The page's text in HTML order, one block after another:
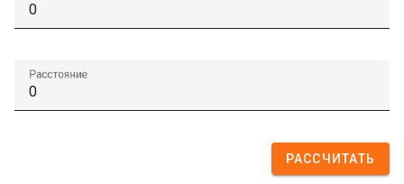
Расстояние
РАССЧИТАТЬ